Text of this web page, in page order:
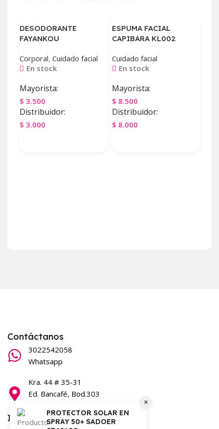
DESODORANTE
FAYANKOU
Corporal, Cuidado facial
En stock
Mayorista:
$ 3.500
Distribuidor:
$ 3.000
ESPUMA FACIAL
CAPIBARA KL002
Cuidado facial
En stock
Mayorista:
$ 8.500
Distribuidor:
$ 8.000
Contáctanos
3022542058
Whatsapp
Kra. 44 # 35-31
Ed. Bancafé, Bod.303
Información
×
PROTECTOR SOLAR EN
SPRAY 50+ SADOER